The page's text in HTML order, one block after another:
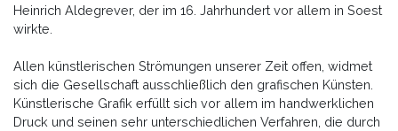
Heinrich Aldegrever, der im 16. Jahrhundert vor allem in Soest
wirkte.
Allen künstlerischen Strömungen unserer Zeit offen, widmet
sich die Gesellschaft ausschließlich den grafischen Künsten.
Künstlerische Grafik erfüllt sich vor allem im handwerklichen
Druck und seinen sehr unterschiedlichen Verfahren, die durch